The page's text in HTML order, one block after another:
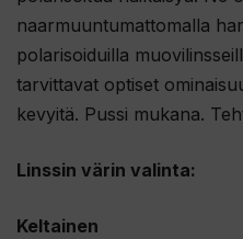
naarmuuntumattomalla
polarisoiduilla
tarvittavat optiset
kevyitä. Pussi mukana.
Linssin värin valinta:
Keltainen